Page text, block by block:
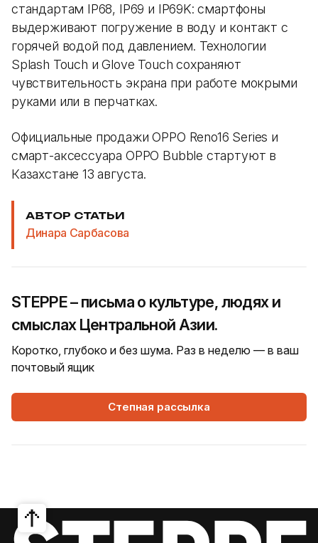
стандартам IP68, IP69 и IP69K: смартфоны
выдерживают погружение в воду и контакт с
горячей водой под давлением. Технологии
Splash Touch и Glove Touch сохраняют
чувствительность экрана при работе мокрыми
руками или в перчатках.
Официальные продажи OPPO Reno16 Series и
смарт-аксессуара OPPO Bubble стартуют в
Казахстане 13 августа.
АВТОР СТАТЬИ
Динара Сарбасова
STEPPE – письма о культуре, людях и
смыслах Центральной Азии.
Коротко, глубоко и без шума. Раз в неделю — в ваш
почтовый ящик
Степная рассылка